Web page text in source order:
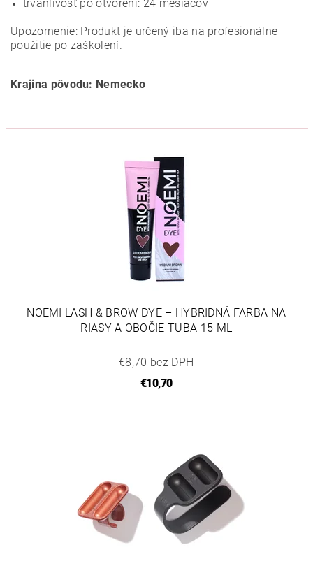
trvanlivosť po otvorení: 24 mesiacov
Upozornenie: Produkt je určený iba na profesionálne
použitie po zaškolení.
Krajina pôvodu: Nemecko
NOEMI LASH & BROW DYE – HYBRIDNÁ FARBA NA
RIASY A OBOČIE TUBA 15 ML
€8,70 bez DPH
€10,70